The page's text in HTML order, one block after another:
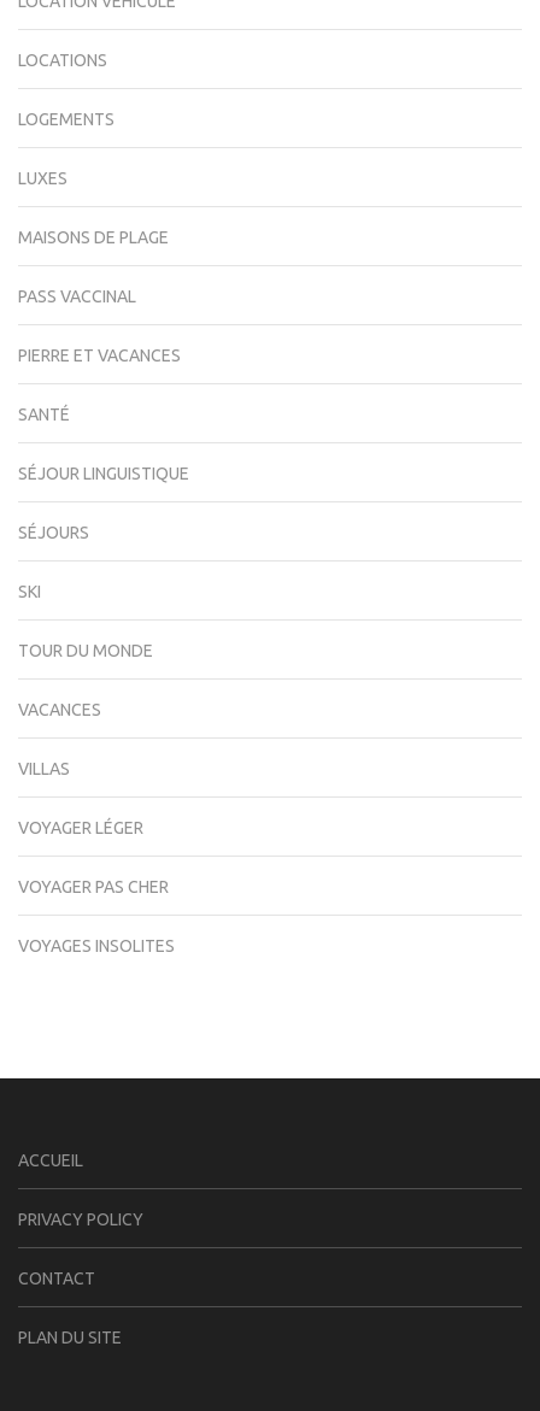
LOCATIONS
LOGEMENTS
LUXES
MAISONS DE PLAGE
PASS VACCINAL
PIERRE ET VACANCES
SANTÉ
SÉJOUR LINGUISTIQUE
SÉJOURS
SKI
TOUR DU MONDE
VACANCES
VILLAS
VOYAGER LÉGER
VOYAGER PAS CHER
VOYAGES INSOLITES
ACCUEIL
PRIVACY POLICY
CONTACT
PLAN DU SITE